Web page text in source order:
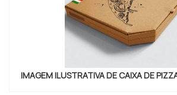
IMAGEM ILUSTRATIVA DE CAIXA DE